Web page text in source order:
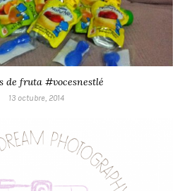
de fruta #vocesnestlé
13 octubre, 2014